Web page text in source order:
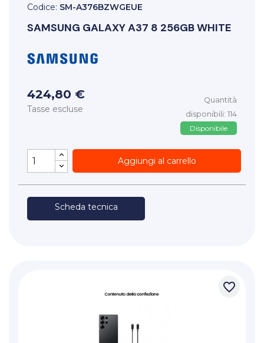
Codice: SM-A376BZWGEUE
SAMSUNG GALAXY A37 8 256GB WHITE
424,80 €
Tasse escluse
Quantità
disponibili: 114
Disponibile
Aggiungi al carrello
Scheda tecnica
favorite_border